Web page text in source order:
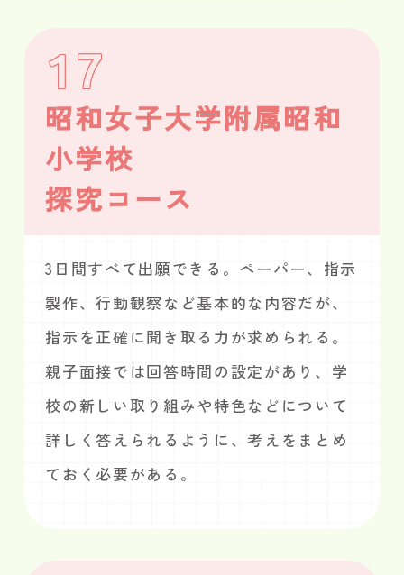
17
昭和女子大学附属昭和
小学校
探究コース
3日間すべて出願できる。ペーパー、指示
製作、行動観察など基本的な内容だが、
指示を正確に聞き取る力が求められる。
親子面接では回答時間の設定があり、学
校の新しい取り組みや特色などについて
詳しく答えられるように、考えをまとめ
ておく必要がある。